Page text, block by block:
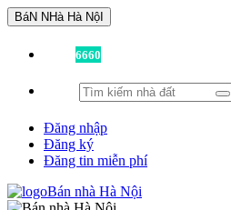
BáN NHà Hà NộI
6660
Đăng nhập
Đăng ký
Đăng tin miễn phí